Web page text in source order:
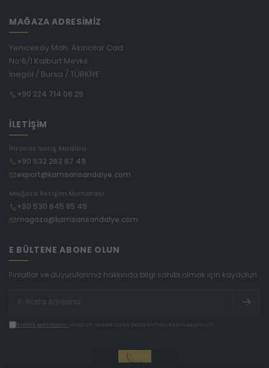
MAĞAZA ADRESİMİZ
Yeniceköy Mah. Akıncılar Cad.
No:6/1 Kalburt Mevkii
İnegöl / Bursa / TÜRKİYE
+90 224 714 06 29
İLETİŞİM
İhracat Satış Müdürü
+90 532 263 67 49
export@kamsansandalye.com
Mağaza İletişim Numarası
+90 530 645 85 49
magaza@kamsansandalye.com
E BÜLTENE ABONE OLUN
Fırsatlar ve duyurularımız hakkında bilgi sahibi olmak için kaydolun.
Gizlilik politikasını okudum ve elektronik posta almayı kabul ediyorum.